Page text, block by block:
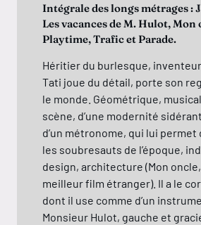
des longs métrages : Jour de fête,
de M. Hulot, Mon oncle,
Trafic et Parade.
du burlesque, inventeur de formes,
du détail, porte son regard amusé sur
Géométrique, musicale, sa mise en
d’une modernité sidérante, est celle
qui lui permet d’enregistrer
de l’époque, industrialisation,
architecture (Mon oncle, Oscar du
film étranger). Il a le corps élastique,
comme d’un instrument (son
Hulot, gauche et gracieux) et le gag